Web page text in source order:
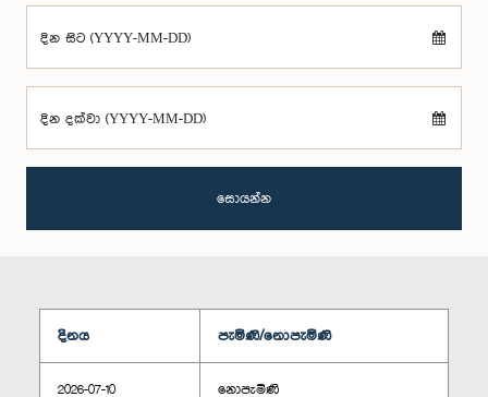
දින සිට (YYYY-MM-DD)
දින දක්වා (YYYY-MM-DD)
සොයන්න
දිනය පැමිණි/නොපැමිණි
2026-07-10 නොපැමිණි